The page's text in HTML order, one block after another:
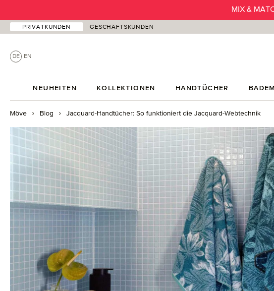
SUMMER
PRIVATKUNDEN GESCHÄFTSKUNDEN
DE EN
NEUHEITEN KOLLEKTIONEN HANDTÜCHER
Möve Blog Jacquard-Handtücher: So funktioniert die Jacquard-Webtechnik